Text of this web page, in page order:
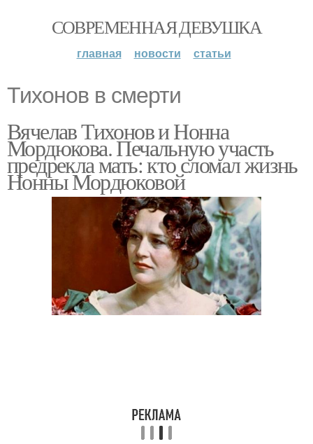
СОВРЕМЕННАЯ ДЕВУШКА
главная новости статьи
Тихонов в смерти
Вячелав Тихонов и Нонна
Мордюкова. Печальную участь
предрекла мать: кто сломал жизнь
Нонны Мордюковой